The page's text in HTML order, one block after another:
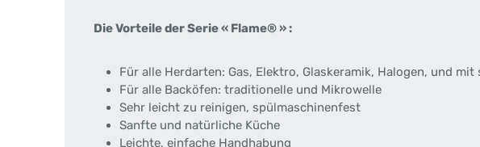
Die Vorteile der Serie « Flame® » :
Für alle Herdarten: Gas, Elektro, Glaskeramik, Halogen, und
Für alle Backöfen: traditionelle und Mikrowelle
Sehr leicht zu reinigen, spülmaschinenfest
Sanfte und natürliche Küche
Leichte, einfache Handhabung